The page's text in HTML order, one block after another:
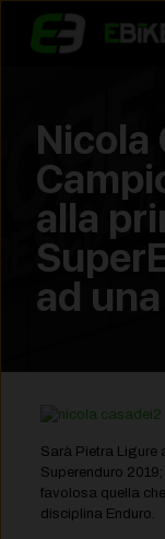
Nicola
alla
ad
Sarà Pietra Ligure
Superenduro
favolosa quella
disciplina Enduro.